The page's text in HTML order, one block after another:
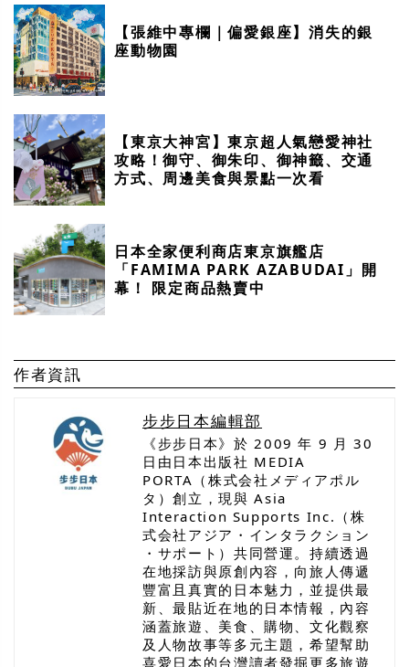
【張維中專欄｜偏愛銀座】消失的銀
座動物園
【東京大神宮】東京超人氣戀愛神社
攻略！御守、御朱印、御神籤、交通
方式、周邊美食與景點一次看
日本全家便利商店東京旗艦店
「FAMIMA PARK AZABUDAI」開
幕！ 限定商品熱賣中
作者資訊
步步日本編輯部
《步步日本》於 2009 年 9 月 30
日由日本出版社 MEDIA
PORTA（株式会社メディアポル
タ）創立，現與 Asia
Interaction Supports Inc.（株
式会社アジア・インタラクション
・サポート）共同營運。持續透過
在地採訪與原創內容，向旅人傳遞
豐富且真實的日本魅力，並提供最
新、最貼近在地的日本情報，內容
涵蓋旅遊、美食、購物、文化觀察
及人物故事等多元主題，希望幫助
喜愛日本的台灣讀者發掘更多旅遊